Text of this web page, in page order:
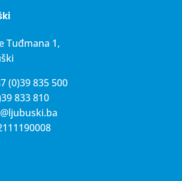
Tuđmana 1,
(0)39 835 500
833 810